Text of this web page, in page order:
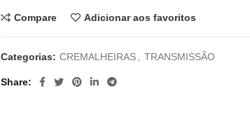
Compare Adicionar aos favoritos
Categorias: CREMALHEIRAS TRANSMISSÃO
Share